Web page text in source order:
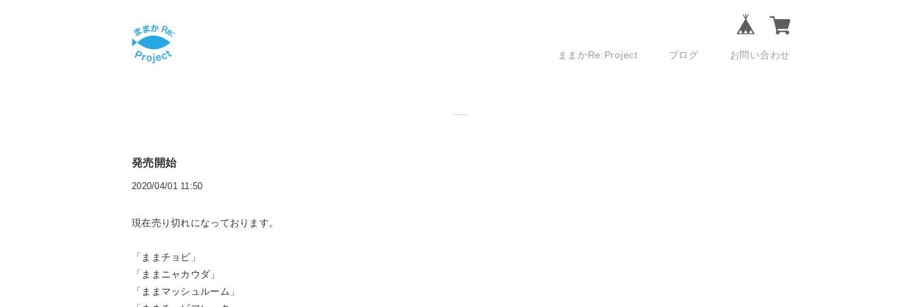
ままかRe:Project ブログ お問い合わせ
発売開始
2020/04/01 11:50
現在売り切れになっております。
「ままチョビ」
「ままニャカウダ」
「ままマッシュルーム」